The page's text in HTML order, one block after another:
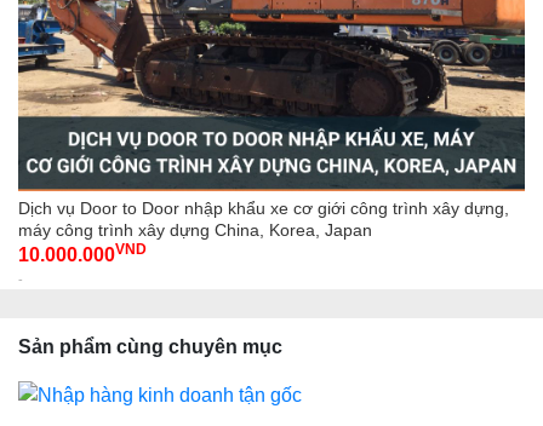
Dịch vụ Door to Door nhập khẩu xe cơ giới công trình xây dựng,
máy công trình xây dựng China, Korea, Japan
10.000.000VND
-
Sản phẩm cùng chuyên mục